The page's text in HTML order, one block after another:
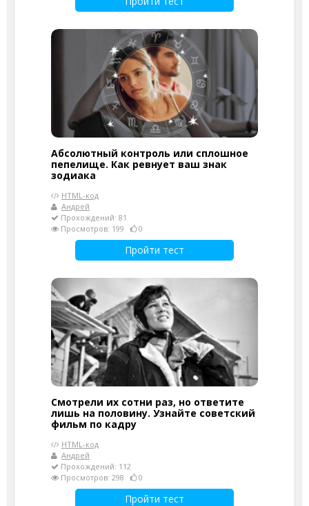
Абсолютный контроль или сплошное
пепелище. Как ревнует ваш знак
зодиака
HTML-код
Андрей
Прохождений: 81
Просмотров: 199
0
Пройти тест
Смотрели их сотни раз, но ответите
лишь на половину. Узнайте советский
фильм по кадру
HTML-код
Андрей
Прохождений: 112
Просмотров: 298
0
Пройти тест